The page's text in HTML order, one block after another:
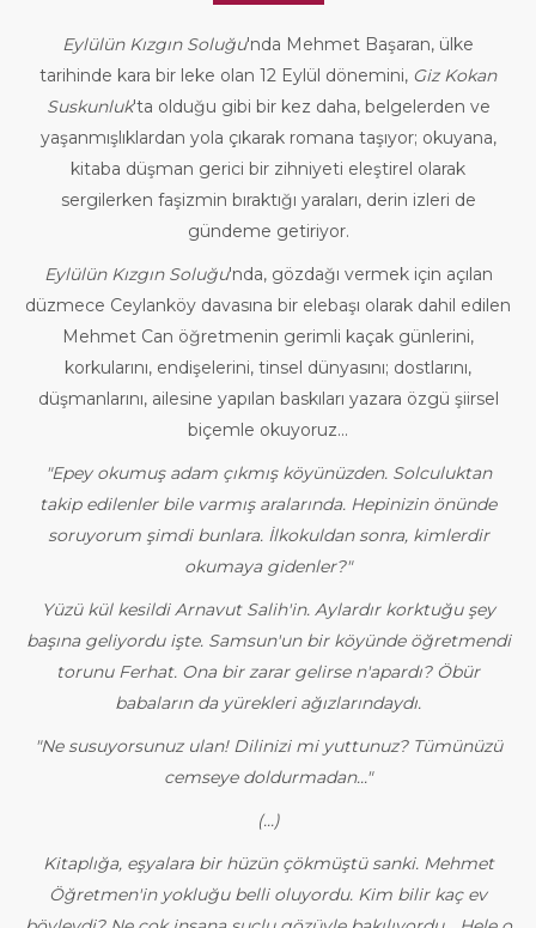
Eylülün Kızgın Soluğu'nda Mehmet Başaran, ülke
tarihinde kara bir leke olan 12 Eylül dönemini, Giz Kokan
Suskunluk'ta olduğu gibi bir kez daha, belgelerden ve
yaşanmışlıklardan yola çıkarak romana taşıyor; okuyana,
kitaba düşman gerici bir zihniyeti eleştirel olarak
sergilerken faşizmin bıraktığı yaraları, derin izleri de
gündeme getiriyor.
Eylülün Kızgın Soluğu'nda, gözdağı vermek için açılan
düzmece Ceylanköy davasına bir elebaşı olarak dahil edilen
Mehmet Can öğretmenin gerimli kaçak günlerini,
korkularını, endişelerini, tinsel dünyasını; dostlarını,
düşmanlarını, ailesine yapılan baskıları yazara özgü şiirsel
biçemle okuyoruz...
"Epey okumuş adam çıkmış köyünüzden. Solculuktan
takip edilenler bile varmış aralarında. Hepinizin önünde
soruyorum şimdi bunlara. İlkokuldan sonra, kimlerdir
okumaya gidenler?"
Yüzü kül kesildi Arnavut Salih'in. Aylardır korktuğu şey
başına geliyordu işte. Samsun'un bir köyünde öğretmendi
torunu Ferhat. Ona bir zarar gelirse n'apardı? Öbür
babaların da yürekleri ağızlarındaydı.
"Ne susuyorsunuz ulan! Dilinizi mi yuttunuz? Tümünüzü
cemseye doldurmadan..."
(...)
Kitaplığa, eşyalara bir hüzün çökmüştü sanki. Mehmet
Öğretmen'in yokluğu belli oluyordu. Kim bilir kaç ev